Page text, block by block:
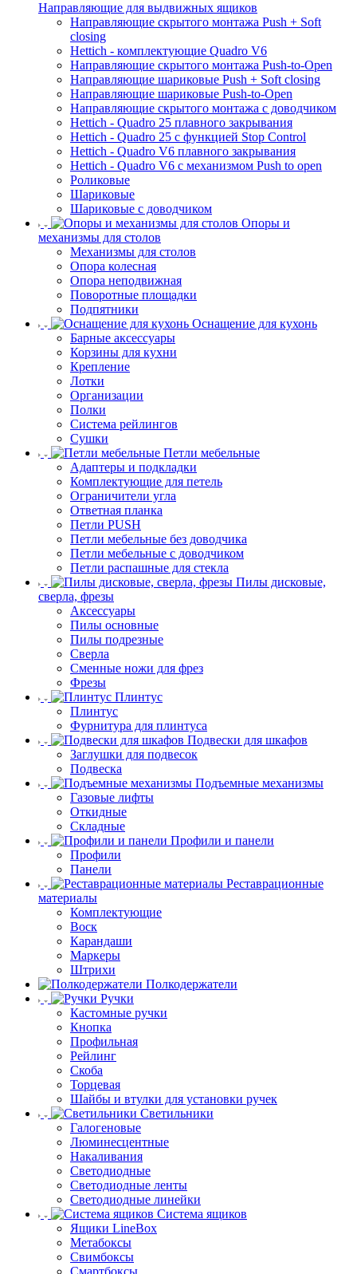
Направляющие для выдвижных ящиков
Направляющие скрытого монтажа Push + Soft
closing
Hettich - комплектующие Quadro V6
Направляющие скрытого монтажа Push-to-Open
Направляющие шариковые Push + Soft closing
Направляющие шариковые Push-to-Open
Направляющие скрытого монтажа с доводчиком
Hettich - Quadro 25 плавного закрывания
Hettich - Quadro 25 с функцией Stop Control
Hettich - Quadro V6 плавного закрывания
Hettich - Quadro V6 с механизмом Push to open
Роликовые
Шариковые
Шариковые с доводчиком
Опоры и
механизмы для столов
Механизмы для столов
Опора колесная
Опора неподвижная
Поворотные площадки
Подпятники
Оснащение для кухонь
Барные аксессуары
Корзины для кухни
Крепление
Лотки
Организации
Полки
Система рейлингов
Сушки
Петли мебельные
Адаптеры и подкладки
Комплектующие для петель
Ограничители угла
Ответная планка
Петли PUSH
Петли мебельные без доводчика
Петли мебельные с доводчиком
Петли распашные для стекла
Пилы дисковые,
сверла, фрезы
Аксессуары
Пилы основные
Пилы подрезные
Сверла
Сменные ножи для фрез
Фрезы
Плинтус
Плинтус
Фурнитура для плинтуса
Подвески для шкафов
Заглушки для подвесок
Подвеска
Подъемные механизмы
Газовые лифты
Откидные
Складные
Профили и панели
Профили
Панели
Реставрационные
материалы
Комплектующие
Воск
Карандаши
Маркеры
Штрихи
Полкодержатели
Ручки
Кастомные ручки
Кнопка
Профильная
Рейлинг
Скоба
Торцевая
Шайбы и втулки для установки ручек
Светильники
Галогеновые
Люминесцентные
Накаливания
Светодиодные
Светодиодные ленты
Светодиодные линейки
Система ящиков
Ящики LineBox
Метабоксы
Свимбоксы
Смартбоксы